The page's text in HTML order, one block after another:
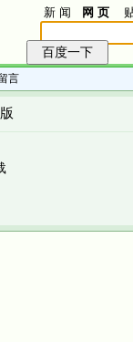
新 闻 网 页
言